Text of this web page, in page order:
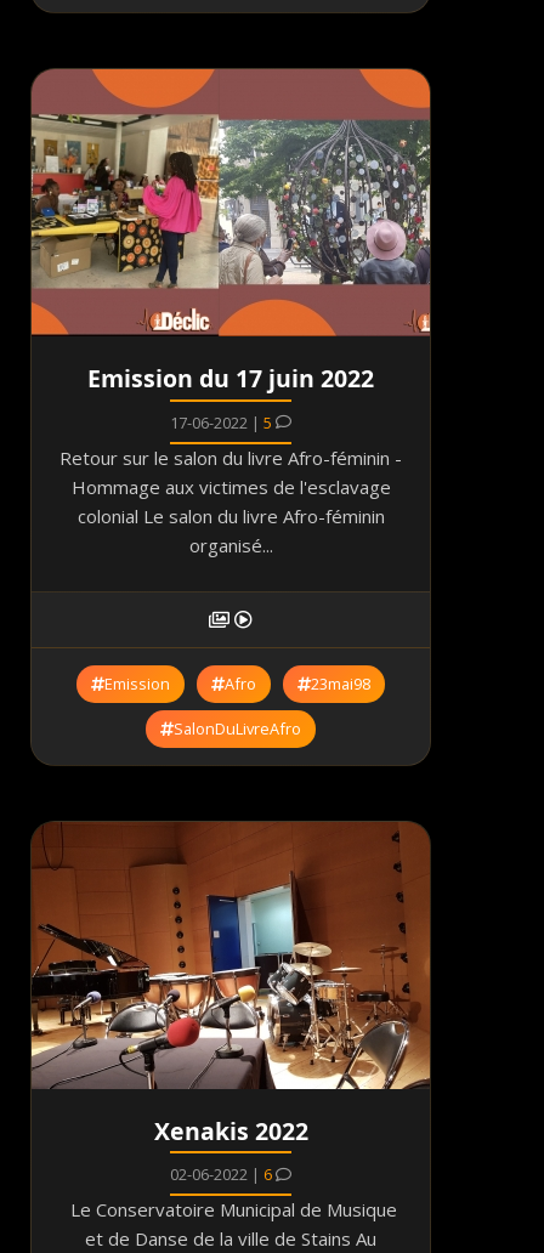
Emission du 17 juin 2022
17-06-2022 | 5
Retour sur le salon du livre Afro-féminin -
Hommage aux victimes de l'esclavage
colonial Le salon du livre Afro-féminin
organisé...
Emission Afro 23mai98
SalonDuLivreAfro
Xenakis 2022
02-06-2022 | 6
Le Conservatoire Municipal de Musique
et de Danse de la ville de Stains Au